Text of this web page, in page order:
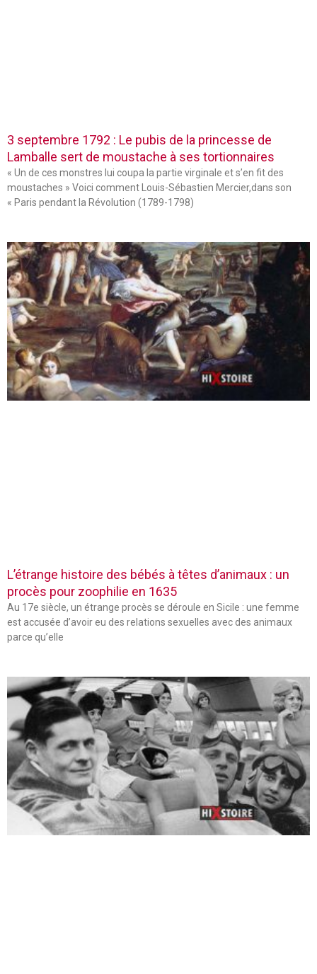
3 septembre 1792 : Le pubis de la princesse de
Lamballe sert de moustache à ses tortionnaires
« Un de ces monstres lui coupa la partie virginale et s’en fit des
moustaches » Voici comment Louis-Sébastien Mercier,dans son
« Paris pendant la Révolution (1789-1798)
L’étrange histoire des bébés à têtes d’animaux : un
procès pour zoophilie en 1635
Au 17e siècle, un étrange procès se déroule en Sicile : une femme
est accusée d’avoir eu des relations sexuelles avec des animaux
parce qu’elle